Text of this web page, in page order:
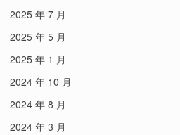
2025 年 7 月
2025 年 5 月
2025 年 1 月
2024 年 10 月
2024 年 8 月
2024 年 3 月